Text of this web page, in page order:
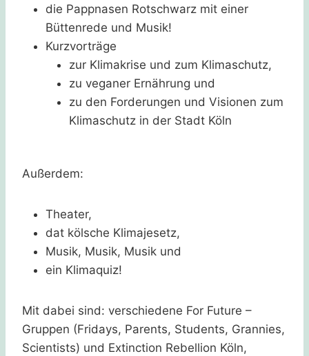
die Pappnasen Rotschwarz mit einer
Büttenrede und Musik!
Kurzvorträge
zur Klimakrise und zum Klimaschutz,
zu veganer Ernährung und
zu den Forderungen und Visionen zum
Klimaschutz in der Stadt Köln
Außerdem:
Theater,
dat kölsche Klimajesetz,
Musik, Musik, Musik und
ein Klimaquiz!
Mit dabei sind: verschiedene For Future –
Gruppen (Fridays, Parents, Students, Grannies,
Scientists) und Extinction Rebellion Köln,